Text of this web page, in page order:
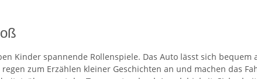
Kinder spannende Rollenspiele. Das Auto lässt sich
zum Erzählen kleiner Geschichten an und machen das